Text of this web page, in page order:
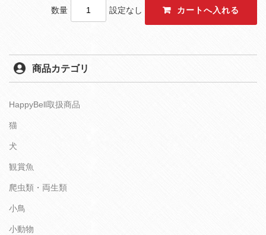
数量 設定なし
商品カテゴリ
HappyBell取扱商品
猫
犬
観賞魚
爬虫類・両生類
小鳥
小動物